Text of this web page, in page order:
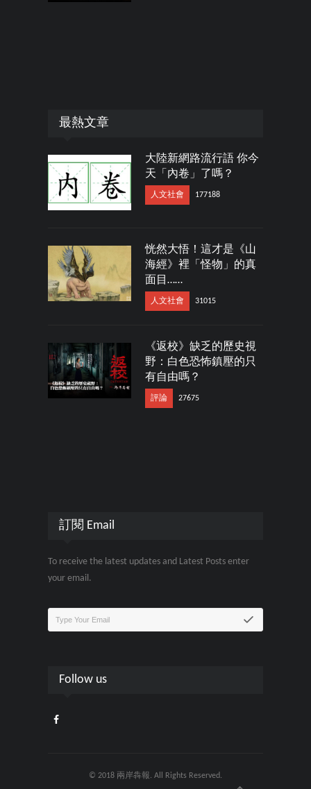
最熱文章
大陸新網路流行語 你今
天「內卷」了嗎？
人文社會 177188
恍然大悟！這才是《山
海經》裡「怪物」的真
面目……
人文社會 31015
《返校》缺乏的歷史視
野：白色恐怖鎮壓的只
有自由嗎？
評論 27675
訂閱 Email
To receive the latest updates and Latest Posts enter
your email.
Follow us
© 2018 兩岸犇報. All Rights Reserved.